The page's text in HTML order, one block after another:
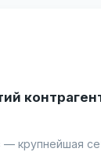
— крупнейшая